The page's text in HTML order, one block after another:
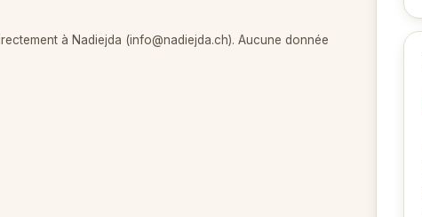
à Nadiejda (info@nadiejda.ch). Aucune donnée